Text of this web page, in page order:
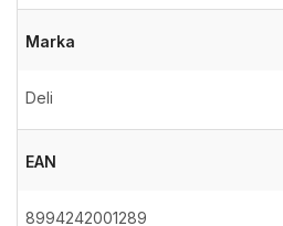
Marka
Deli
EAN
8994242001289